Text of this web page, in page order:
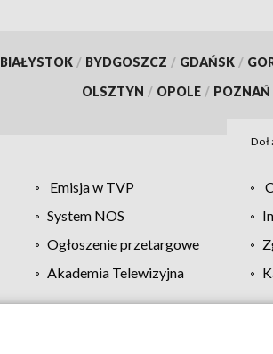
BIAŁYSTOK / BYDGOSZCZ / GDAŃSK /
OLSZTYN / OPOLE / POZNAŃ
Emisja w TVP
System NOS
Ogłoszenie przetargowe
Akademia Telewizyjna